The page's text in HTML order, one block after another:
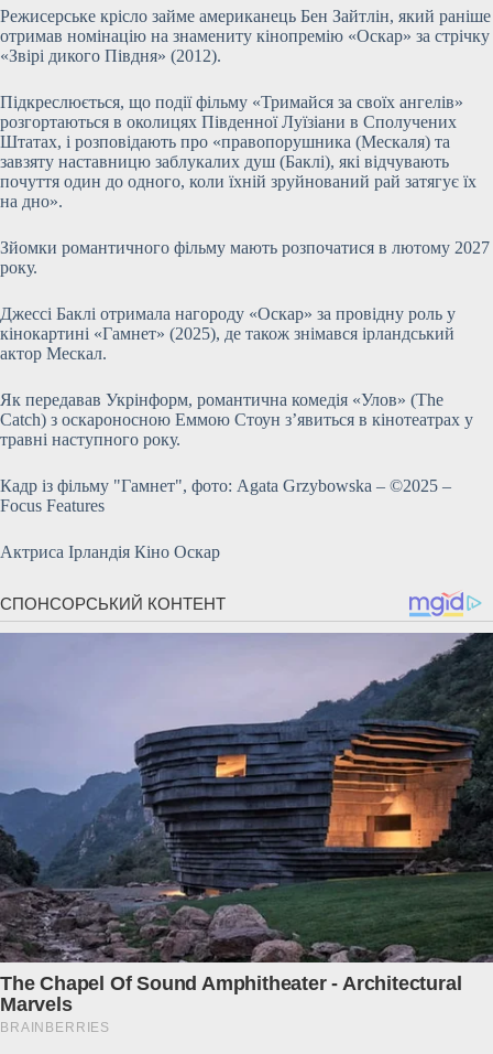
Режисерське крісло займе американець Бен Зайтлін, який раніше
отримав номінацію на знамениту кінопремію «Оскар» за стрічку
«Звірі дикого Півдня» (2012).
Підкреслюється, що події фільму «Тримайся за своїх ангелів»
розгортаються в околицях Південної Луїзіани в Сполучених
Штатах, і розповідають про «правопорушника (Мескаля) та
завзяту наставницю заблукалих душ (Баклі), які відчувають
почуття один до одного, коли їхній зруйнований рай затягує їх
на дно».
Зйомки романтичного фільму мають розпочатися в лютому 2027
року.
Джессі Баклі отримала нагороду «Оскар» за провідну роль у
кінокартині «Гамнет» (2025), де також знімався ірландський
актор Мескал.
Як передавав Укрінформ, романтична комедія «Улов» (The
Catch) з оскароносною Еммою Стоун з’явиться в кінотеатрах у
травні наступного року.
Кадр із фільму "Гамнет", фото: Agata Grzybowska – ©2025 –
Focus Features
Актриса Ірландія Кіно Оскар